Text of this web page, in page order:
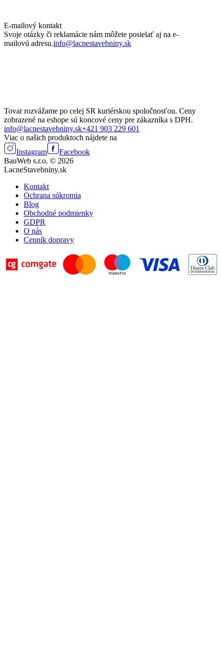
E-mailový kontakt
Svoje otázky či reklamácie nám môžete posielať aj na e-
mailovú adresu.info@lacnestavebniny.sk
Tovar rozvážame po celej SR kuriérskou spoločnosťou. Ceny
zobrazené na eshope sú koncové ceny pre zákazníka s DPH.
info@lacnestavebniny.sk+421 903 229 601
Viac o našich produktoch nájdete na
Instagram
Facebook
BauWeb s.r.o. © 2026
LacneStavebniny.sk
Kontakt
Ochrana súkromia
Blog
Obchodné podmienky
GDPR
O nás
Cenník dopravy